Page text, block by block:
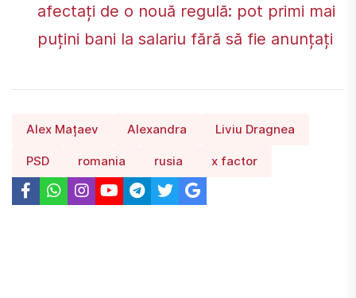
afectați de o nouă regulă: pot primi mai
puțini bani la salariu fără să fie anunțați
Alex Mațaev Alexandra Liviu Dragnea
PSD romania rusia x factor